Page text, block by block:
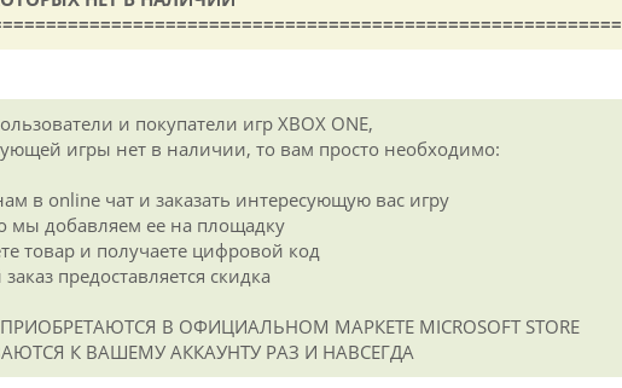
и покупатели игр XBOX ONE,
игры нет в наличии, то вам просто необходимо:
в online чат и заказать интересующую вас игру
мы добавляем ее на площадку
товар и получаете цифровой код
предоставляется скидка
В ОФИЦИАЛЬНОМ МАРКЕТЕ MICROSOFT STORE
К ВАШЕМУ АККАУНТУ РАЗ И НАВСЕГДА